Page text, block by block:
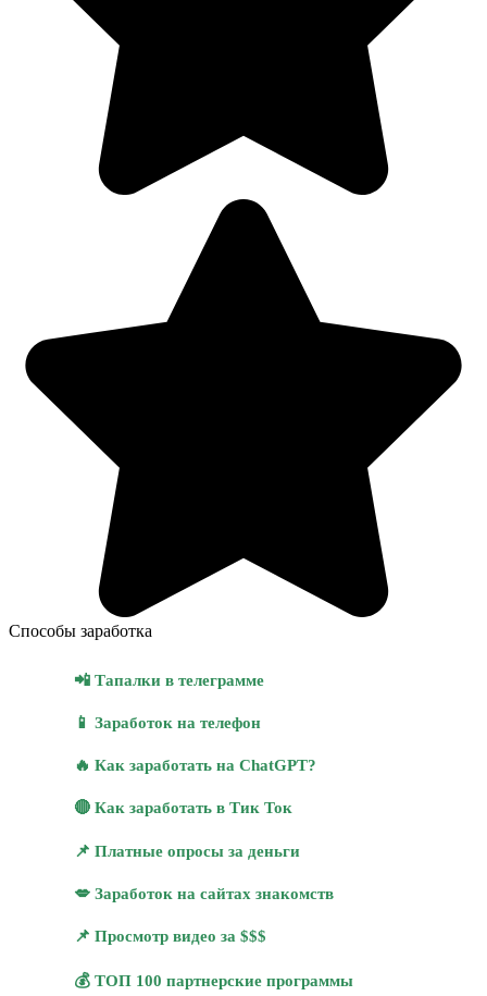
Способы заработка
📲 Тапалки в телеграмме
📱 Заработок на телефон
🔥 Как заработать на ChatGPT?
🔴 Как заработать в Тик Ток
📌 Платные опросы за деньги
💋 Заработок на сайтах знакомств
📌 Просмотр видео за $$$
💰 ТОП 100 партнерские программы